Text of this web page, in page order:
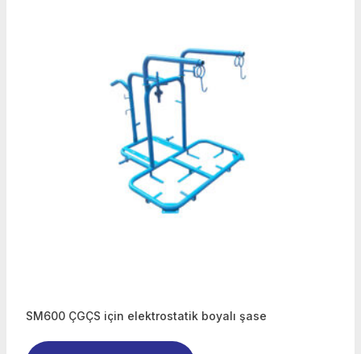
SM600 ÇGÇS için elektrostatik boyalı şase